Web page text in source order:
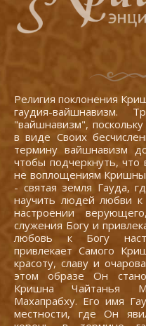
Религия поклонения
гаудия-вайшнавизм.
"вайшнавизм",
в виде Своих
термину вайшнавизм
чтобы подчеркнуть, что
не воплощениям
- святая земля Гауда,
научить людей любви
настроении
служения Богу и
любовь к Богу
привлекает Самого
красоту, славу и
этом образе Он
Кришна Чайтанья
Махапрабху. Его имя
местности, где Он